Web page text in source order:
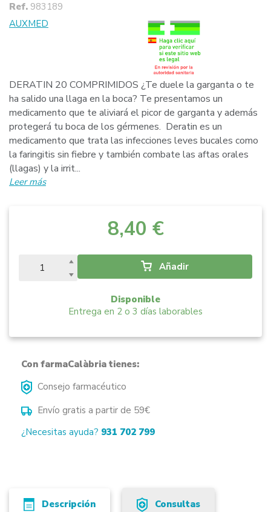
Ref. 983189
AUXMED
DERATIN 20 COMPRIMIDOS ¿Te duele la garganta o te
ha salido una llaga en la boca? Te presentamos un
medicamento que te aliviará el picor de garganta y además
protegerá tu boca de los gérmenes. Deratin es un
medicamento que trata las infecciones leves bucales como
la faringitis sin fiebre y también combate las aftas orales
(llagas) y la irrit...
Leer más
8,40 €
Añadir
Disponible
Entrega en 2 o 3 días laborables
Con farmaCalàbria tienes:
Consejo farmacéutico
Envío gratis a partir de 59€
¿Necesitas ayuda? 931 702 799
Descripción Consultas